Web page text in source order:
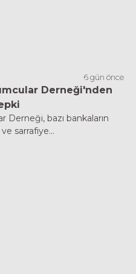
6 gün önce
Derneği'nden
Derneği, bazı bankaların
ve sarrafiye...